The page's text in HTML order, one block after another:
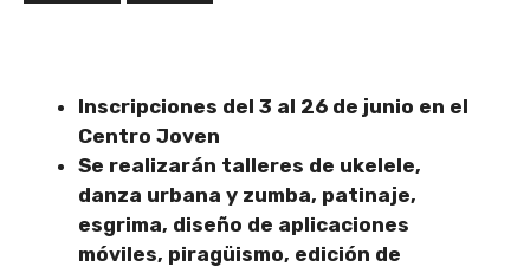
Inscripciones del 3 al 26 de junio en el
Centro Joven
Se realizarán talleres de ukelele,
danza urbana y zumba, patinaje,
esgrima, diseño de aplicaciones
móviles, piragüismo, edición de